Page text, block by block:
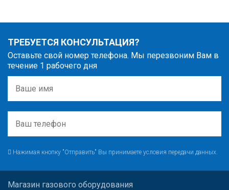
ТРЕБУЕТСЯ КОНСУЛЬТАЦИЯ?
Оставьте свой номер телефона. Мы перезвоним Вам в
течение 1 рабочего дня
Нажимая кнопку "Отправить" Вы принимаете условия передачи данных.
Магазин газового оборудования